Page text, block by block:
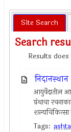
Site Search
Search
Results
आयुर्वेदातील
ग्रंथाचा
शल्यचिकित्सा
Tags: